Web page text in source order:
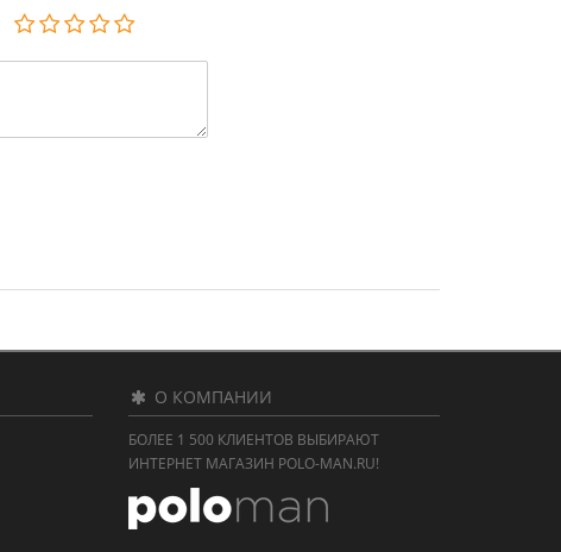
О КОМПАНИИ
БОЛЕЕ 1 500 КЛИЕНТОВ ВЫБИРАЮТ
ИНТЕРНЕТ МАГАЗИН POLO-MAN.RU!